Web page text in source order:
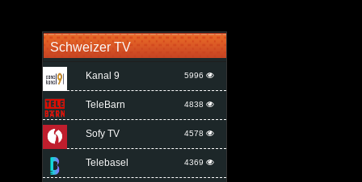
Schweizer TV
Kanal 9 5996
TeleBarn 4838
Sofy TV 4578
Telebasel 4369